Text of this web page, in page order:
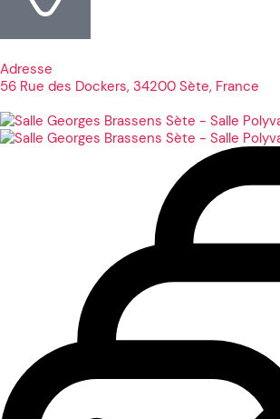
Adresse
56 Rue des Dockers, 34200 Sète, France